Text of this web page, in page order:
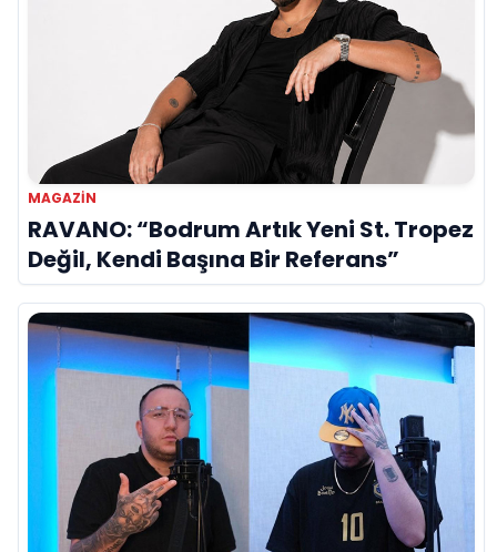
MAGAZIN
RAVANO: “Bodrum Artık Yeni St. Tropez
Değil, Kendi Başına Bir Referans”